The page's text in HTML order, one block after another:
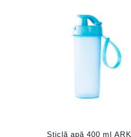
Sticlă apă 400 ml ARK